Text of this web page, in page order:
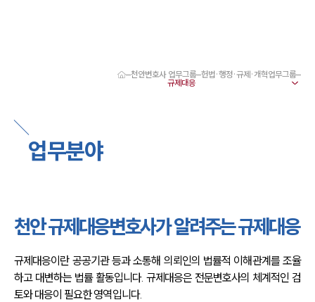
천안형사전문변호사
천안이혼전문변호사
천안학교폭력변호사
천안 분사무소 오시는 길
천안변호사상담 상담접수
채용정보
천안변호사 업무그룹 헌법·행정·규제·개혁업무그룹
업무분야
천안 규제대응변호사가 알려주는 규제대응
규제대응이란 공공기관 등과 소통해 의뢰인의 법률적 이해관계를 조율
하고 대변하는 법률 활동입니다. 규제대응은 전문변호사의 체계적인 검
토와 대응이 필요한 영역입니다.